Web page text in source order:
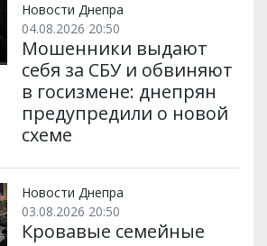
Новости Днепра
04.08.2026 20:50
Мошенники выдают
себя за СБУ и обвиняют
в госизмене: днепрян
предупредили о новой
схеме
Новости Днепра
03.08.2026 20:50
Кровавые семейные